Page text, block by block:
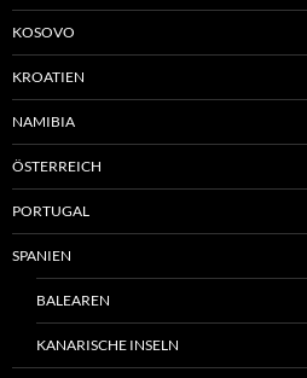
KOSOVO
KROATIEN
NAMIBIA
ÖSTERREICH
PORTUGAL
SPANIEN
BALEAREN
KANARISCHE INSELN